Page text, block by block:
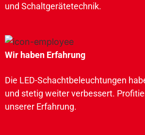
und Schaltgerätetechnik.
Wir haben Erfahrung
Die LED-Schachtbeleuchtungen
und stetig weiter verbessert.
unserer Erfahrung.